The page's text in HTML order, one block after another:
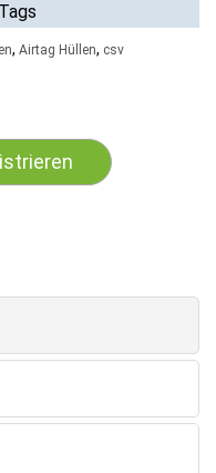
, Airtag Hüllen, csv